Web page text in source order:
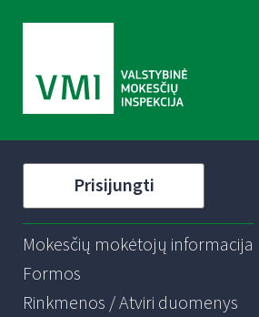
Prisijungti
Mokesčių mokėtojų informacija
Formos
Rinkmenos / Atviri duomenys